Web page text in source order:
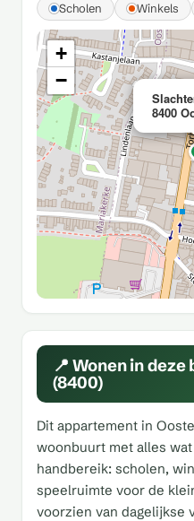
Scholen
Winkels
8400
+
−
📍 Wonen in
(8400)
Dit appartement in
woonbuurt met alles
handbereik: scholen,
speelruimte voor de
voorzien van dagelijkse